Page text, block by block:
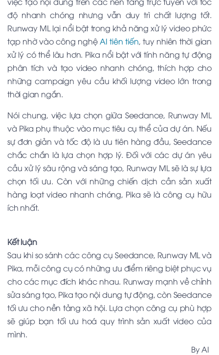
độ nhanh chóng nhưng vẫn duy trì chất lượng tốt.
Runway ML lại nổi bật trong khả năng xử lý video phức
tạp nhờ vào công nghệAI tiên tiến, tuy nhiên thời gian
xử lý có thể lâu hơn. Pika nổi bật với tính năng tự động
phân tích và tạo video nhanh chóng, thích hợp cho
những campaign yêu cầu khối lượng video lớn trong
thời gian ngắn.
Nói chung, việc lựa chọn giữa Seedance, Runway ML
và Pika phụ thuộc vào mục tiêu cụ thể của dự án. Nếu
sự đơn giản và tốc độ là ưu tiên hàng đầu, Seedance
chắc chắn là lựa chọn hợp lý. Đối với các dự án yêu
cầu xử lý sâu rộng và sáng tạo, Runway ML sẽ là sự lựa
chọn tối ưu. Còn với những chiến dịch cần sản xuất
hàng loạt video nhanh chóng, Pika sẽ là công cụ hữu
ích nhất.
Kết luận
Sau khi so sánh các công cụ Seedance, Runway ML và
Pika, mỗi công cụ có những ưu điểm riêng biệt phục vụ
cho các mục đích khác nhau. Runway mạnh về chỉnh
sửa sáng tạo, Pika tạo nội dung tự động, còn Seedance
tối ưu cho nền tảng xã hội. Lựa chọn công cụ phù hợp
sẽ giúp bạn tối ưu hoá quy trình sản xuất video của
mình.
By AI